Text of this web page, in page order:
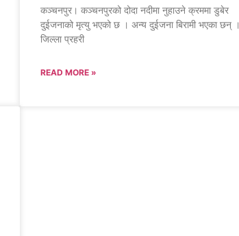
कञ्चनपुर। कञ्चनपुरको दोदा नदीमा नुहाउने क्रममा डुबेर
दुईजनाको मृत्यु भएको छ । अन्य दुईजना बिरामी भएका छन् ।
जिल्ला प्रहरी
READ MORE »